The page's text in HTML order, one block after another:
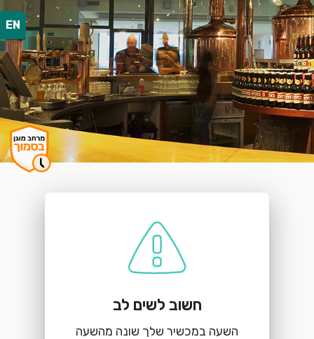
הזמנת מקום
ברוהאוס הגולן קצרין
EN
חשוב לשים לב
השעה במכשיר שלך שונה מהשעה